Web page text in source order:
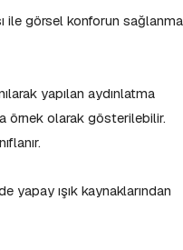
ile görsel konforun
yapılan aydınlatma
örnek olarak gösterilebilir.
yapay ışık kaynaklarından